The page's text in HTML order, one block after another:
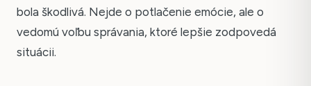
bola škodlivá. Nejde o potlačenie emócie, ale o
vedomú voľbu správania, ktoré lepšie zodpovedá
situácii.